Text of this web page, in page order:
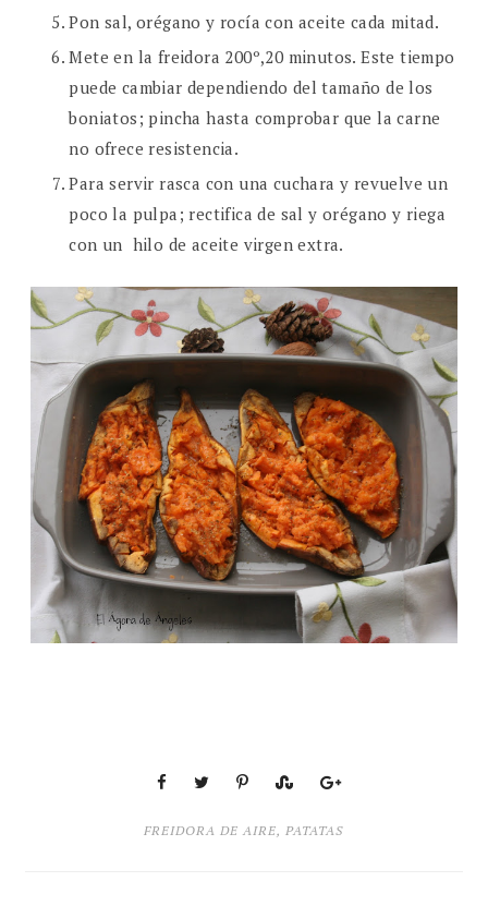
Pon sal, orégano y rocía con aceite cada mitad.
Mete en la freidora 200º,20 minutos. Este tiempo
puede cambiar dependiendo del tamaño de los
boniatos; pincha hasta comprobar que la carne
no ofrece resistencia.
Para servir rasca con una cuchara y revuelve un
poco la pulpa; rectifica de sal y orégano y riega
con un hilo de aceite virgen extra.
FREIDORA DE AIRE,PATATAS